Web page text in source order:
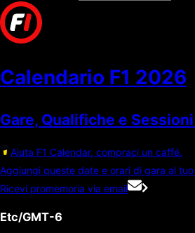
Calendario F1 2026
Gare, Qualifiche e
Aiuta F1 Calendar, compraci un caffé.
Aggiungi queste date e orari di gara al
Ricevi promemoria via email
Etc/GMT-6